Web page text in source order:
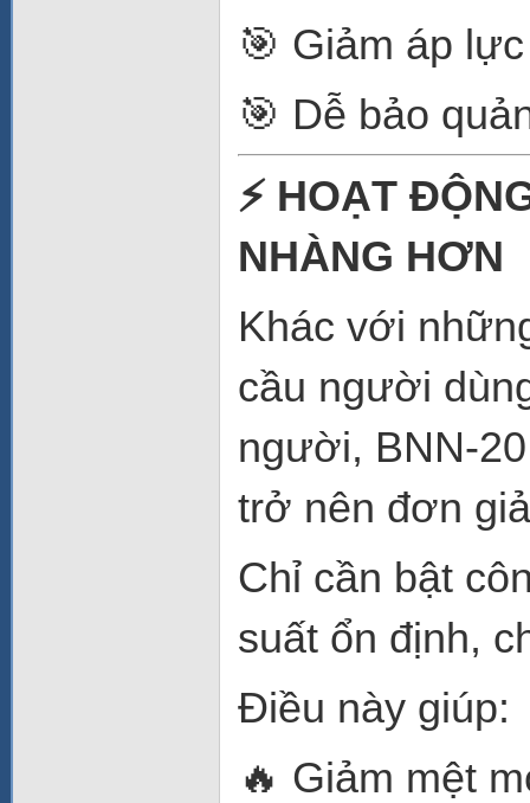
🎯 Giảm áp
🎯 Dễ bảo
⚡ HOẠT
NHÀNG HƠN
Khác với
cầu người
người, BNN-
trở nên đơn
Chỉ cần bật
suất ổn định,
Điều này giúp:
🔥 Giảm mệt